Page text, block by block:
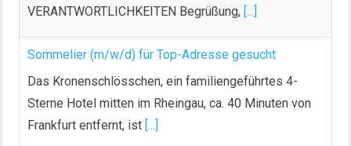
VERANTWORTLICHKEITEN Begrüßung, [...]
Sommelier (m/w/d) für Top-Adresse gesucht
Das Kronenschlösschen, ein familiengeführtes 4-
Sterne Hotel mitten im Rheingau, ca. 40 Minuten von
Frankfurt entfernt, ist [...]